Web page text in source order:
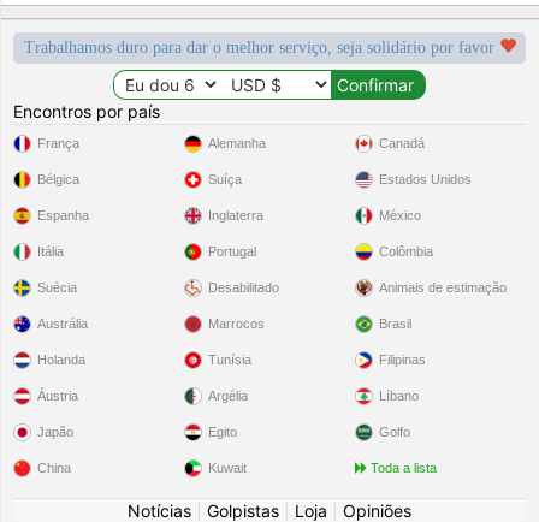
Trabalhamos duro para dar o melhor serviço, seja solidário por favor
Encontros por país
França
Bélgica
Espanha
Itália
Suécia
Alemanha
Suíça
Inglaterra
Portugal
Desabilitado
Canadá
Estados Unidos
México
Colômbia
Animais de estimação
Austrália
Holanda
Áustria
Japão
China
Marrocos
Tunísia
Argélia
Egito
Kuwait
Brasil
Filipinas
Líbano
Golfo
Toda a lista
Notícias Golpistas Loja
Opiniões